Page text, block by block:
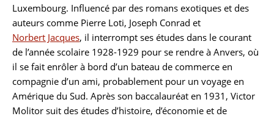
Luxembourg. Influencé par des romans exotiques et des
auteurs comme Pierre Loti, Joseph Conrad et
Norbert Jacques, il interrompt ses études dans le courant
de l’année scolaire 1928-1929 pour se rendre à Anvers, où
il se fait enrôler à bord d’un bateau de commerce en
compagnie d’un ami, probablement pour un voyage en
Amérique du Sud. Après son baccalauréat en 1931, Victor
Molitor suit des études d’histoire, d’économie et de